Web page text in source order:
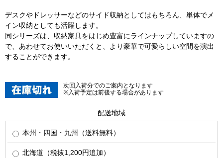
デスクやドレッサーなどのサイド収納としてはもちろん、単体でメ
イン収納としても活躍します。
同シリーズは、収納家具をはじめ豊富にラインナップしていますの
で、あわせてお使いいただくと、より豪華で可愛らしい空間を演出
することができます。
次回入荷分でのご案内となります
※入荷予定は前後する場合があります
配送地域
本州・四国・九州（送料無料）
北海道（税抜1,200円追加）